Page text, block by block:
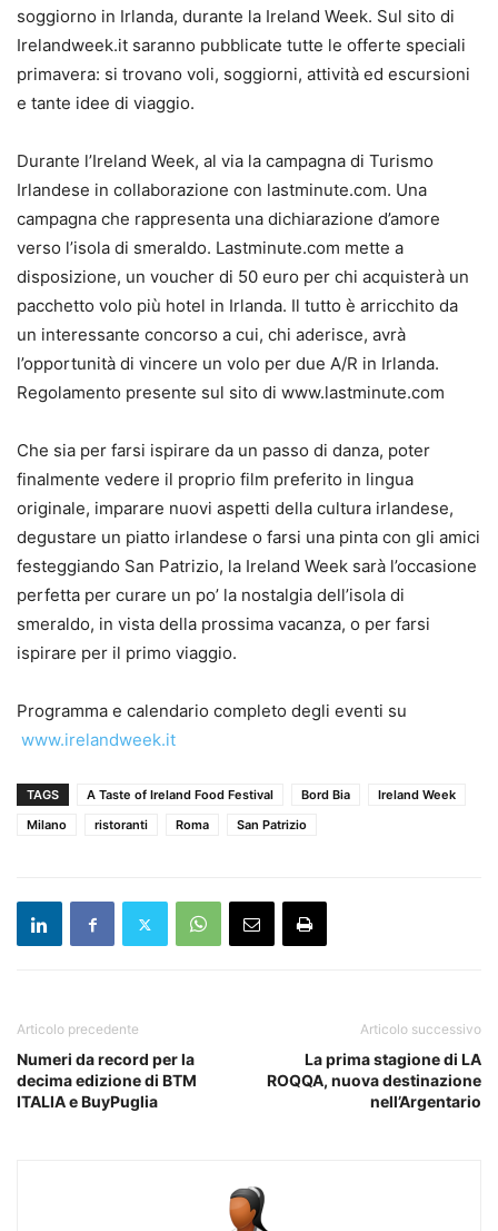
soggiorno in Irlanda, durante la Ireland Week. Sul sito di
Irelandweek.it saranno pubblicate tutte le offerte speciali
primavera: si trovano voli, soggiorni, attività ed escursioni
e tante idee di viaggio.
Durante l’Ireland Week, al via la campagna di Turismo
Irlandese in collaborazione con lastminute.com. Una
campagna che rappresenta una dichiarazione d’amore
verso l’isola di smeraldo. Lastminute.com mette a
disposizione, un voucher di 50 euro per chi acquisterà un
pacchetto volo più hotel in Irlanda. Il tutto è arricchito da
un interessante concorso a cui, chi aderisce, avrà
l’opportunità di vincere un volo per due A/R in Irlanda.
Regolamento presente sul sito di www.lastminute.com
Che sia per farsi ispirare da un passo di danza, poter
finalmente vedere il proprio film preferito in lingua
originale, imparare nuovi aspetti della cultura irlandese,
degustare un piatto irlandese o farsi una pinta con gli amici
festeggiando San Patrizio, la Ireland Week sarà l’occasione
perfetta per curare un po’ la nostalgia dell’isola di
smeraldo, in vista della prossima vacanza, o per farsi
ispirare per il primo viaggio.
Programma e calendario completo degli eventi su
www.irelandweek.it
TAGS A Taste of Ireland Food Festival Bord Bia
Ireland Week
Milano
ristoranti Roma San Patrizio
Articolo precedente
Numeri da record per la
decima edizione di BTM
ITALIA e BuyPuglia
Articolo successivo
La prima stagione di LA
ROQQA, nuova destinazione
nell’Argentario